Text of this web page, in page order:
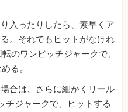
入ったりしたら、素早くア
。それでもヒットがなけれ
のワンピッチジャークで、
る。
合は、さらに細かくリール
チジャークで、ヒットする